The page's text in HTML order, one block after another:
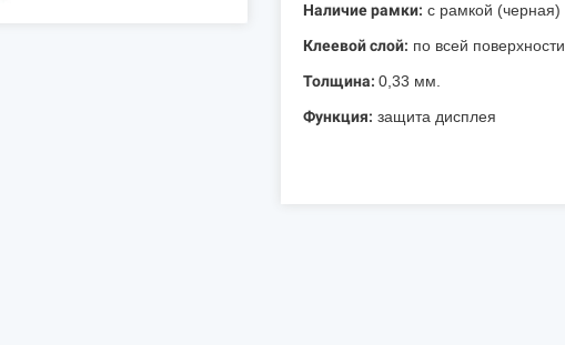
Наличие рамки: с рамкой (черная)
Клеевой слой: по всей поверхности
Толщина: 0,33 мм.
Функция: защита дисплея